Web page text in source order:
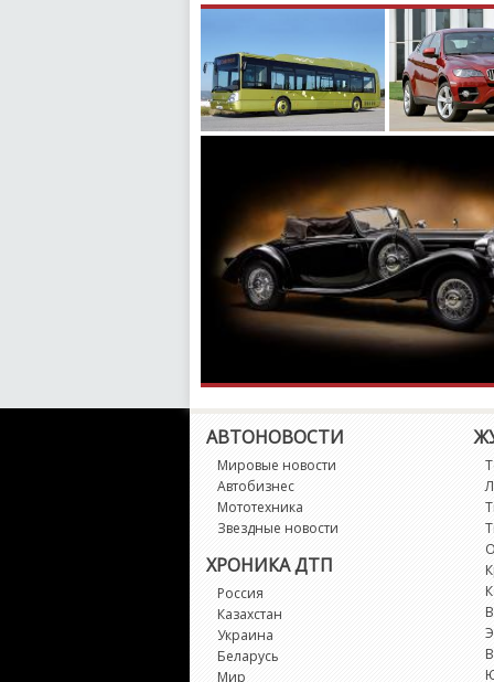
АВТОНОВОСТИ
Мировые новости
Автобизнес
Мототехника
Звездные новости
ХРОНИКА ДТП
Россия
Казахстан
Украина
Беларусь
Мир